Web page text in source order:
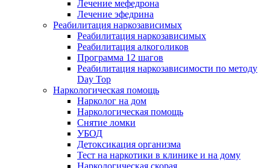
Лечение мефедрона
Лечение эфедрина
Реабилитация наркозависимых
Реабилитация наркозависимых
Реабилитация алкоголиков
Программа 12 шагов
Реабилитация наркозависимости по методу
Day Top
Наркологическая помощь
Нарколог на дом
Наркологическая помощь
Снятие ломки
УБОД
Детоксикация организма
Тест на наркотики в клинике и на дому
Наркологическая скорая